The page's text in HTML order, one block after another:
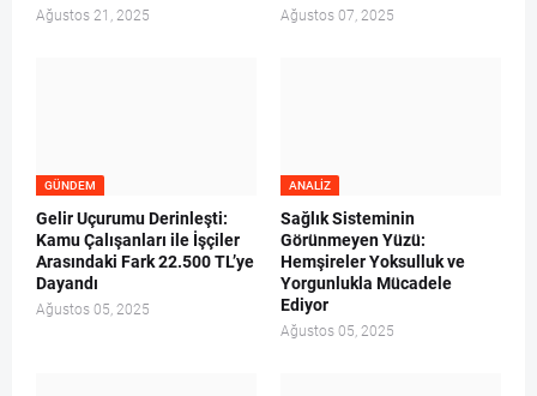
Ağustos 21, 2025 Ağustos 07, 2025
GÜNDEM
Gelir Uçurumu Derinleşti:
Kamu Çalışanları ile İşçiler
Arasındaki Fark 22.500 TL’ye
Dayandı
Ağustos 05, 2025
ANALIZ
Sağlık Sisteminin
Görünmeyen Yüzü:
Hemşireler Yoksulluk ve
Yorgunlukla Mücadele
Ediyor
Ağustos 05, 2025